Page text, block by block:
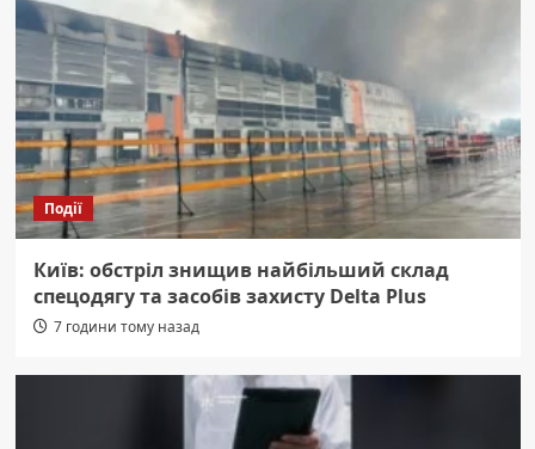
Події
Київ: обстріл знищив найбільший склад
спецодягу та засобів захисту Delta Plus
7 години тому назад